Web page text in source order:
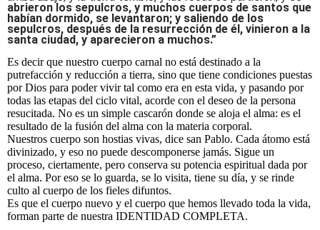
abrieron los sepulcros, y muchos cuerpos de santos que
habían dormido, se levantaron; y saliendo de los
sepulcros, después de la resurrección de él, vinieron a la
santa ciudad, y aparecieron a muchos.”
Es decir que nuestro cuerpo carnal no está destinado a la
putrefacción y reducción a tierra, sino que tiene condiciones puestas
por Dios para poder vivir tal como era en esta vida, y pasando por
todas las etapas del ciclo vital, acorde con el deseo de la persona
resucitada. No es un simple cascarón donde se aloja el alma: es el
resultado de la fusión del alma con la materia corporal.
Nuestros cuerpo son hostias vivas, dice san Pablo. Cada átomo está
divinizado, y eso no puede descomponerse jamás. Sigue un
proceso, ciertamente, pero conserva su potencia espiritual dada por
el alma. Por eso se lo guarda, se lo visita, tiene su día, y se rinde
culto al cuerpo de los fieles difuntos.
Es que el cuerpo nuevo y el cuerpo que hemos llevado toda la vida,
forman parte de nuestra IDENTIDAD COMPLETA.